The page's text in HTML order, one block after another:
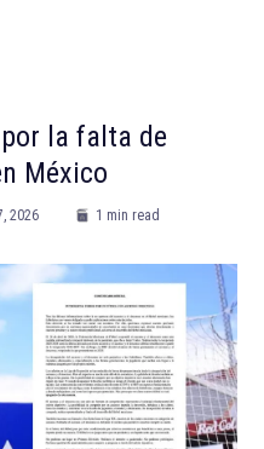
la falta de
México
2026 1 min read